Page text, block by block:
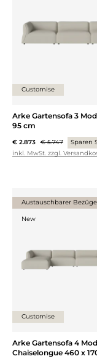
Customise
Arke Gartensofa 3
95 cm
€ 2.873 € 5.747
Sparen
inkl. MwSt. zzgl.
Austauschbarer Bezüge
New
Customise
Arke Gartensofa 4
Chaiselongue 460 x